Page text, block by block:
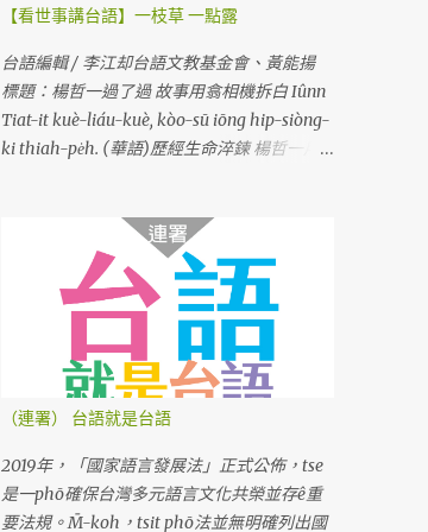
【看世事講台語】一枝草 一點露
台語編輯 / 李江却台語文教基金會、黃能揚
標題：楊哲一過了過 故事用翕相機拆白 Iûnn
Tiat-it kuè-liáu-kuè, kòo-sū iōng hip-siòng-
ki thiah-pe̍h. (華語)歷經生命淬鍊 楊哲一用
（連署） 台語就是台語
2019年，「國家語言發展法」正式公佈，tse
是一phō確保台灣多元語言文化共榮並存ê重
要法規。M̄-koh，tsit phō法並無明確列出國